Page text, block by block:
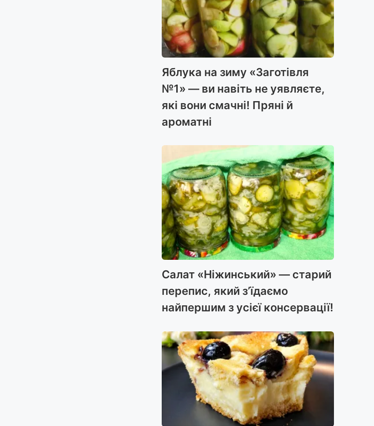
Яблука на зиму «Заготівля
№1» — ви навіть не уявляєте,
які вони смачні! Пряні й
ароматні
Салат «Ніжинський» — старий
перепис, який з’їдаємо
найпершим з усієї консервації!